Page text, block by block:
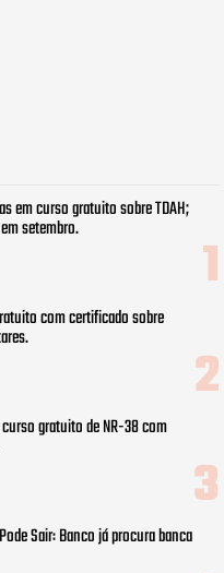
em curso gratuito sobre TDAH;
setembro.
com certificado sobre
gratuito de NR-38 com
Sair: Banco já procura banca